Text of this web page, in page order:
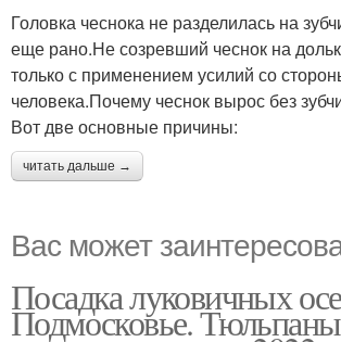
Головка чеснока не разделилась на
еще рано.Не созревший чеснок на
только с применением усилий со
человека.Почему чеснок вырос без
Вот две основные причины:
читать дальше →
Вас может
Посадка луковичных
Подмосковье.